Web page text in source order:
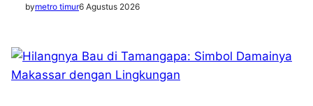
bymetro timur6 Agustus 2026